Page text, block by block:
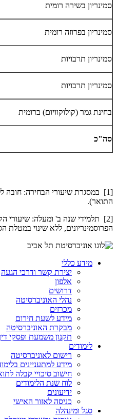
סמינריון בשירה רומית
סמינריון בפרוזה רומית
סמינריון תרבויות
סמינריון תרבויות
בחינת גמר (קולוקוויום) ברומית
סה"כ
[1] במסגרת שיעורי הבחירה: חובה
התואר).
[2] תלמידי שנה ב' ומעלה: שיעורי
הפרוסמינריונים, ללא שינוי במטלת
מידע כללי
יצירת קשר ודרכי הגעה
אלפון
דרושים
נהלי האוניברסיטה
מכרזים
מידע לשעת חירום
מבקרת האוניברסיטה
תקנון משמעת ופסקי
לימודים
רישום לאוניברסיטה
מידע למתעניינים
חישוב סיכויי קבלה
לוח שנת הלימודים
ידיעונים
כניסה לאזור האישי
סגל ומינהלה